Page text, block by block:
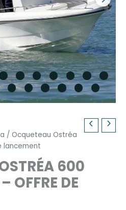
/ Ocqueteau Ostréa
lancement
600
OFFRE DE